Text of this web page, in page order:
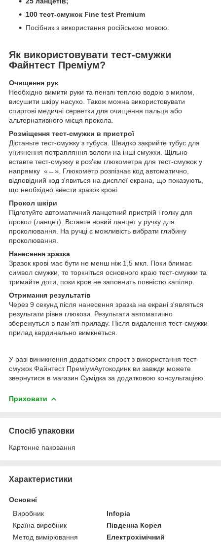
100 тест-смужок Fine test Premium
Посібник з використання російською мовою.
Як використовувати тест-смужки
Файнтест Преміум?
Очищення рук
Необхідно вимити руки та пензлі теплою водою з милом,
висушити шкіру насухо. Також можна використовувати
спиртові медичні серветки для очищення пальця або
альтернативного місця прокола.
Розміщення тест-смужки в пристрої
Дістаньте тест-смужку з тубуса. Швидко закрийте тубус для
уникнення потрапляння вологи на інші смужки. Щільно
вставте тест-смужку в роз'єм глюкометра для тест-смужок у
напрямку « ←». Глюкометр розпізнає код автоматично,
відповідний код з'явиться на дисплеї екрана, що показують,
що необхідно ввести зразок крові.
Прокол шкіри
Підготуйте автоматичний ланцетний пристрій і голку для
прокол (ланцет). Вставте новий ланцет у ручку для
проколювання. На ручці є можливість вибрати глибину
проколювання.
Нанесення зразка
Зразок крові має бути не менш ніж 1,5 мкл. Поки блимає
символ смужки, то торкніться основного краю тест-смужки та
тримайте доти, поки кров не заповнить повністю капіляр.
Отримання результатів
Через 9 секунд після нанесення зразка на екрані з'являться
результати рівня глюкози. Результати автоматично
збережуться в пам'яті приладу. Після видалення тест-смужки
прилад кардинально вимкнеться.
У разі виникнення додаткових спрост з використання тест-
смужок Файнтест ПреміумАутокодинк ви завжди можете
звернутися в магазин Сумідка за додатковою консультацією.
Приховати
Спосіб упаковки
Картонне паковання
Характеристики
Основні
Виробник
Infopia
Країна виробник
Південна Корея
Метод вимірювання
Електрохімічний